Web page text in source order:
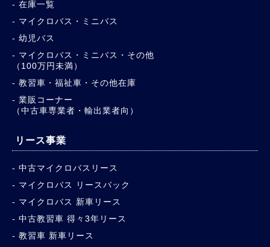
在庫一覧
マイクロバス・ミニバス
幼児バス
マイクロバス・ミニバス・その他
（100万円未満）
教習車・福祉車・その他在庫
業販コーナー
（中古車専業者・輸出業者向）
リース事業
中古マイクロバスリース
マイクロバス リースバック
マイクロバス 新車リース
中古教習車 得々3年リース
教習車 新車リース